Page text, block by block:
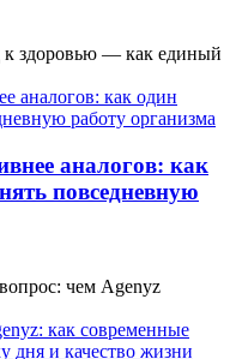
к здоровью — как единый
аналогов: как
повседневную
чем Agenyz